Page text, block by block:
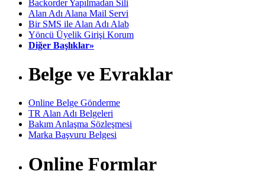
Backorder Yapılmadan Sili
Alan Adı Alana Mail Servi
Bir SMS ile Alan Adı Alab
Yöncü Üyelik Girişi Korum
Diğer Başlıklar»
Belge ve Evraklar
Online Belge Gönderme
TR Alan Adı Belgeleri
Bakım Anlaşma Sözleşmesi
Marka Başvuru Belgesi
Online Formlar